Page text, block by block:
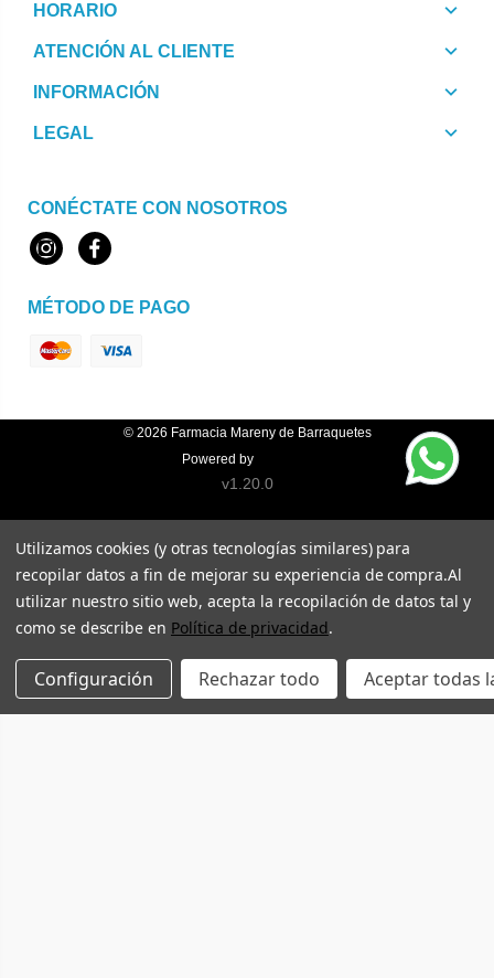
HORARIO
ATENCIÓN AL CLIENTE
INFORMACIÓN
LEGAL
CONÉCTATE CON NOSOTROS
InstagramFacebook
MÉTODO DE PAGO
© 2026 Farmacia Mareny de Barraquetes
Powered by
v1.20.0
Utilizamos cookies (y otras tecnologías similares) para
recopilar datos a fin de mejorar su experiencia de compra.Al
utilizar nuestro sitio web, acepta la recopilación de datos tal y
como se describe en Política de privacidad.
Configuración Rechazar todo Aceptar todas